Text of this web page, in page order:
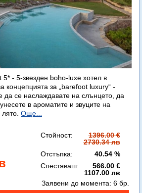
- 5-звезден boho-luxe хотел в
концепцията за „barefoot luxury“ -
да се наслаждавате на слънцето, да
в ароматите и звуците на
Още...
Стойност:
1396.00 €
2730.34 лв
Отстъпка:
40.54 %
Спестяваш:
566.00 €
1107.00 лв
Заявени до момента: 6 бр.